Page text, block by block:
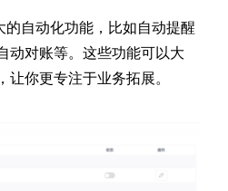
自动化功能，比如自动提醒
动对账等。这些功能可以大
你更专注于业务拓展。